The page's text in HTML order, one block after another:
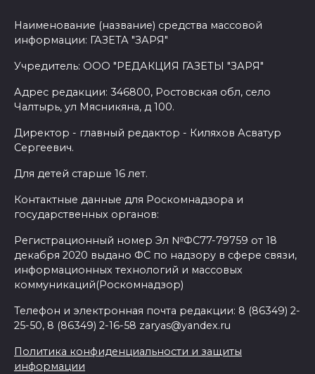
Наименование (название) средства массовой
информации: ГАЗЕТА "ЗАРЯ"
Учредитель: ООО "РЕДАКЦИЯ ГАЗЕТЫ "ЗАРЯ"
Адрес редакции: 346800, Ростовская обл, село
Чалтырь, ул Мясникяна, д 100.
Директор - главный редактор - Киляхов Асватур
Сергеевич.
Для детей старше 16 лет.
Контактные данные для Роскомнадзора и
государственных органов:
Регистрационный номер Эл №ФС77-79759 от 18
декабря 2020 выдано ФС по надзору в сфере связи,
информационных технологий и массовых
коммуникаций(Роскомнадзор)
Телефон и электронная почта редакции: 8 (86349) 2-
25-50, 8 (86349) 2-16-58 zaryas@yandex.ru
Политика конфиденциальности и защиты
информации